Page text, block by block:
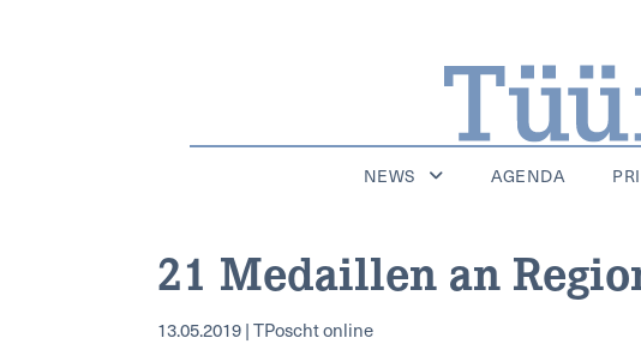
NEWS AGENDA
21 Medaillen an
13.05.2019 | TPoscht online